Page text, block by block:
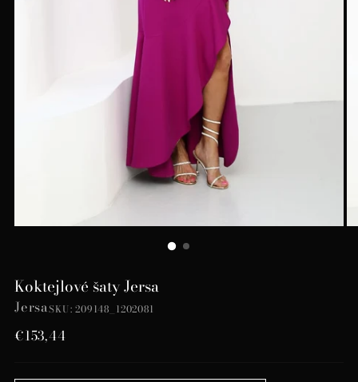
Koktejlové šaty Jersa
JersaSKU: 209148_1202081
Bežná
€153,44